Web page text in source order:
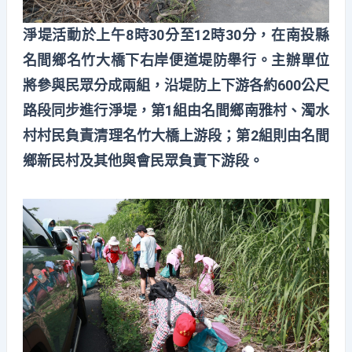
淨堤活動於上午8時30分至12時30分，在南投縣
名間鄉名竹大橋下右岸便道堤防舉行。主辦單位
將參與民眾分成兩組，沿堤防上下游各約600公尺
路段同步進行淨堤，第1組由名間鄉南雅村、濁水
村村民負責清理名竹大橋上游段；第2組則由名間
鄉新民村及其他與會民眾負責下游段。